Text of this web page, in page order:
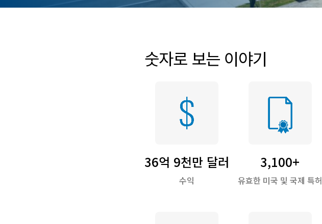
숫자로 보는 이야기
36억 9천만 달러
수익
3,100+
유효한 미국 및 국제 특허